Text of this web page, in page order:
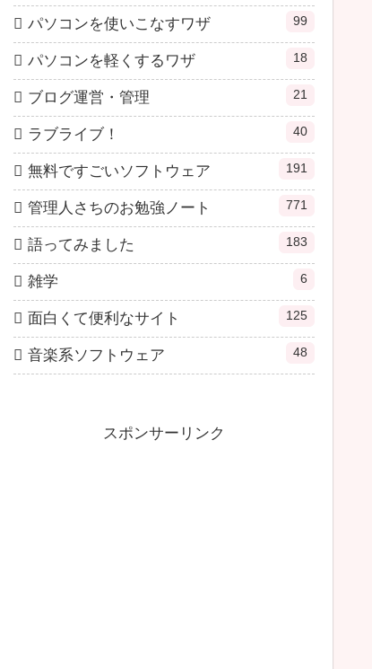
パソコンを使いこなすワザ 99
パソコンを軽くするワザ 18
ブログ運営・管理 21
ラブライブ！ 40
無料ですごいソフトウェア 191
管理人さちのお勉強ノート 771
語ってみました 183
雑学 6
面白くて便利なサイト 125
音楽系ソフトウェア 48
スポンサーリンク